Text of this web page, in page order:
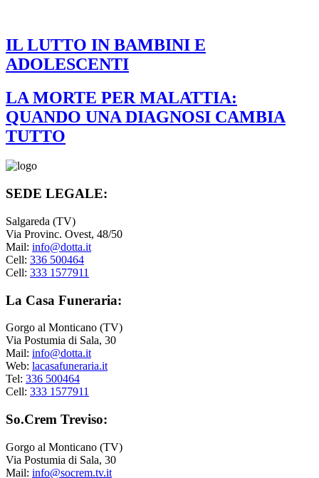
IL LUTTO IN BAMBINI E
ADOLESCENTI
LA MORTE PER MALATTIA:
QUANDO UNA DIAGNOSI CAMBIA
TUTTO
SEDE LEGALE:
Salgareda (TV)
Via Provinc. Ovest, 48/50
Mail: info@dotta.it
Cell: 336 500464
Cell: 333 1577911
La Casa Funeraria:
Gorgo al Monticano (TV)
Via Postumia di Sala, 30
Mail: info@dotta.it
Web: lacasafuneraria.it
Tel: 336 500464
Cell: 333 1577911
So.Crem Treviso:
Gorgo al Monticano (TV)
Via Postumia di Sala, 30
Mail: info@socrem.tv.it